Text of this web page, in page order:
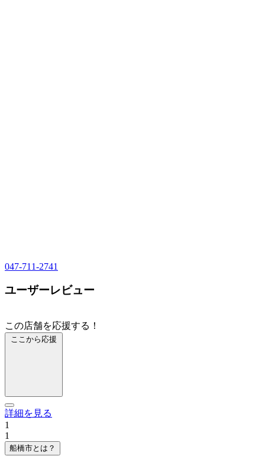
047-711-2741
ユーザーレビュー
この店舗を応援する！
ここから応援
詳細を見る
1
1
船橋市とは？